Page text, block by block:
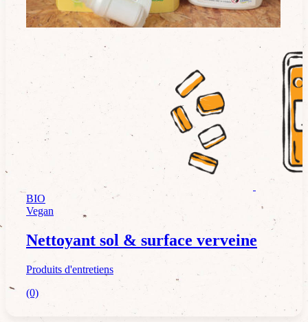
BIO
Vegan
Nettoyant sol & surface verveine
Produits d'entretiens
(0)
Produits d'entretiens